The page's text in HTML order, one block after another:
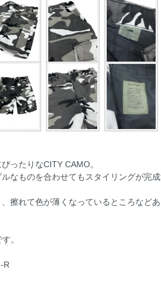
ったりなCITY CAMO。
なものを合わせてもスタイリングが完成
擦れて色が薄くなっているところなど
。